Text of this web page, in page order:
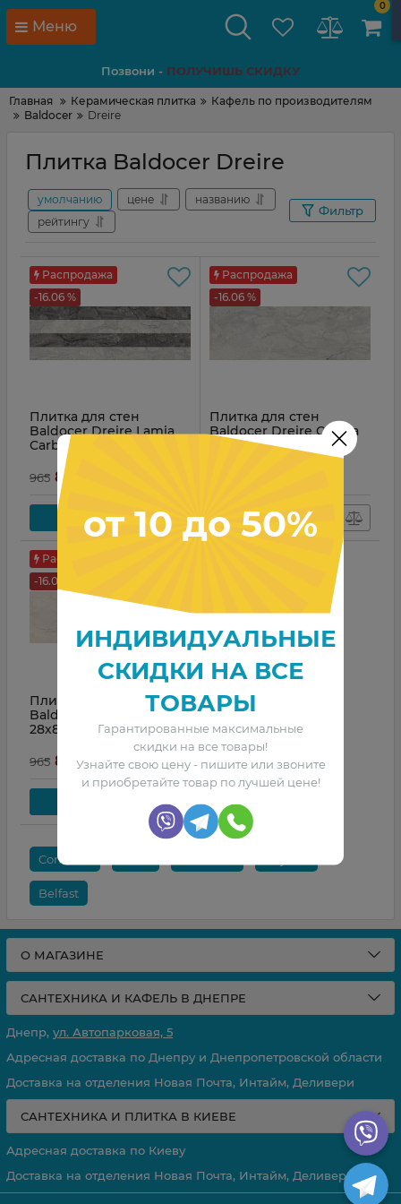
Меню
0
Позвони - ПОЛУЧИШЬ СКИДКУ
Главная Керамическая плитка
Кафель по производителям
Baldocer
Dreire
Плитка Baldocer Dreire
умолчанию цене
названию
рейтингу
Фильтр
Распродажа
-16.06 %
Плитка для стен
Baldocer Dreire Lamia
Carbone 28х85
965 810
Купить
Распродажа
-16.06 %
Плитка для стен
Baldocer Dreire Ceniza
28х85
Купить
Распродажа
-16.06 %
Плитка для стен
Baldocer Dreire Bone
28х85
965 810
Concrete
Belfast
О МАГАЗИНЕ
САНТЕХНИКА И КАФЕЛЬ В ДНЕПРЕ
Днепр, ул. Автопарковая, 5
Адресная доставка по Днепру и Днепропетровской области
Доставка на отделения Новая Почта, Интайм, Деливери
САНТЕХНИКА И ПЛИТКА В КИЕВЕ
Адресная доставка по Киеву
Доставка на отделения Новая Почта, Интайм, Деливери
от 10 до 50%
ИНДИВИДУАЛЬНЫЕ
СКИДКИ НА ВСЕ
ТОВАРЫ
Гарантированные максимальные
скидки на все товары!
Узнайте свою цену - пишите или звоните
и приобретайте товар по лучшей цене!